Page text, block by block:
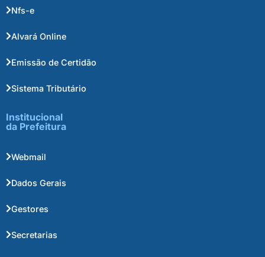
Nfs-e
Alvará Online
Emissão de Certidão
Sistema Tributário
Institucional
da Prefeitura
Webmail
Dados Gerais
Gestores
Secretarias